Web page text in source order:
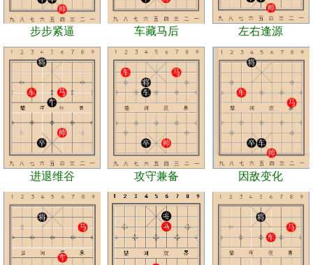
步步紧逼 车藏马后 左右逢源
进退维谷 攻守兼备 因敌变化